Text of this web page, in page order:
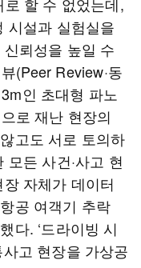
시설과 실험실을
뢰성을 높일 수
(Peer Review·동
인 초대형 파노
로 재난 현장의
고도 서로 토의하
든 사건·사고 현
자체가 데이터
공 여객기 추락
다. ‘드라이빙 시
고 현장을 가상공